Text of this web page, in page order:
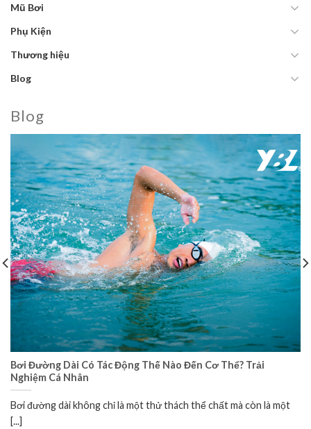
Mũ Bơi
Phụ Kiện
Thương hiệu
Blog
Blog
Bơi Đường Dài Có Tác Động Thế Nào Đến Cơ Thể? Trải
Nghiệm Cá Nhân
Bơi đường dài không chỉ là một thử thách thể chất mà còn là một
[...]